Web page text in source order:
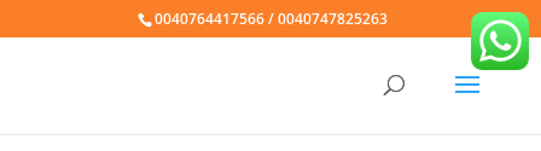
0040764417566 / 0040747825263